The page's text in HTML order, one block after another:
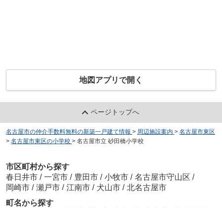
地図アプリで開く
ページトップへ
名古屋市の仲介手数料無料の新築一戸建て情報 > 周辺施設案内 > 名古屋市東区
> 名古屋市東区の小学校 > 名古屋市立 砂田橋小学校
市区町村から探す
春日井市 / 一宮市 / 豊田市 / 小牧市 / 名古屋市守山区 /
岡崎市 / 瀬戸市 / 江南市 / 犬山市 / 北名古屋市
町名から探す